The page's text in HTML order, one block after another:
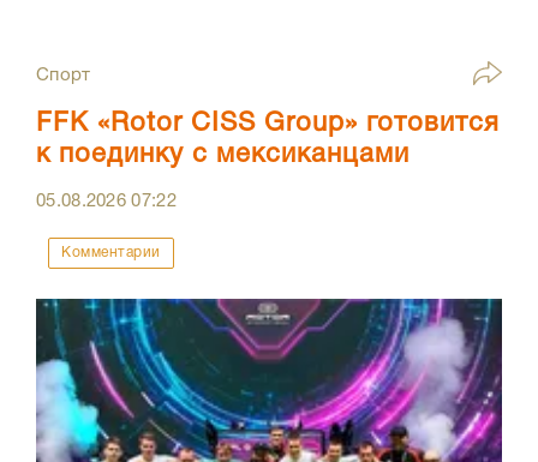
Спорт
FFK «Rotor CISS Group» готовится
к поединку с мексиканцами
05.08.202607:22
Комментарии